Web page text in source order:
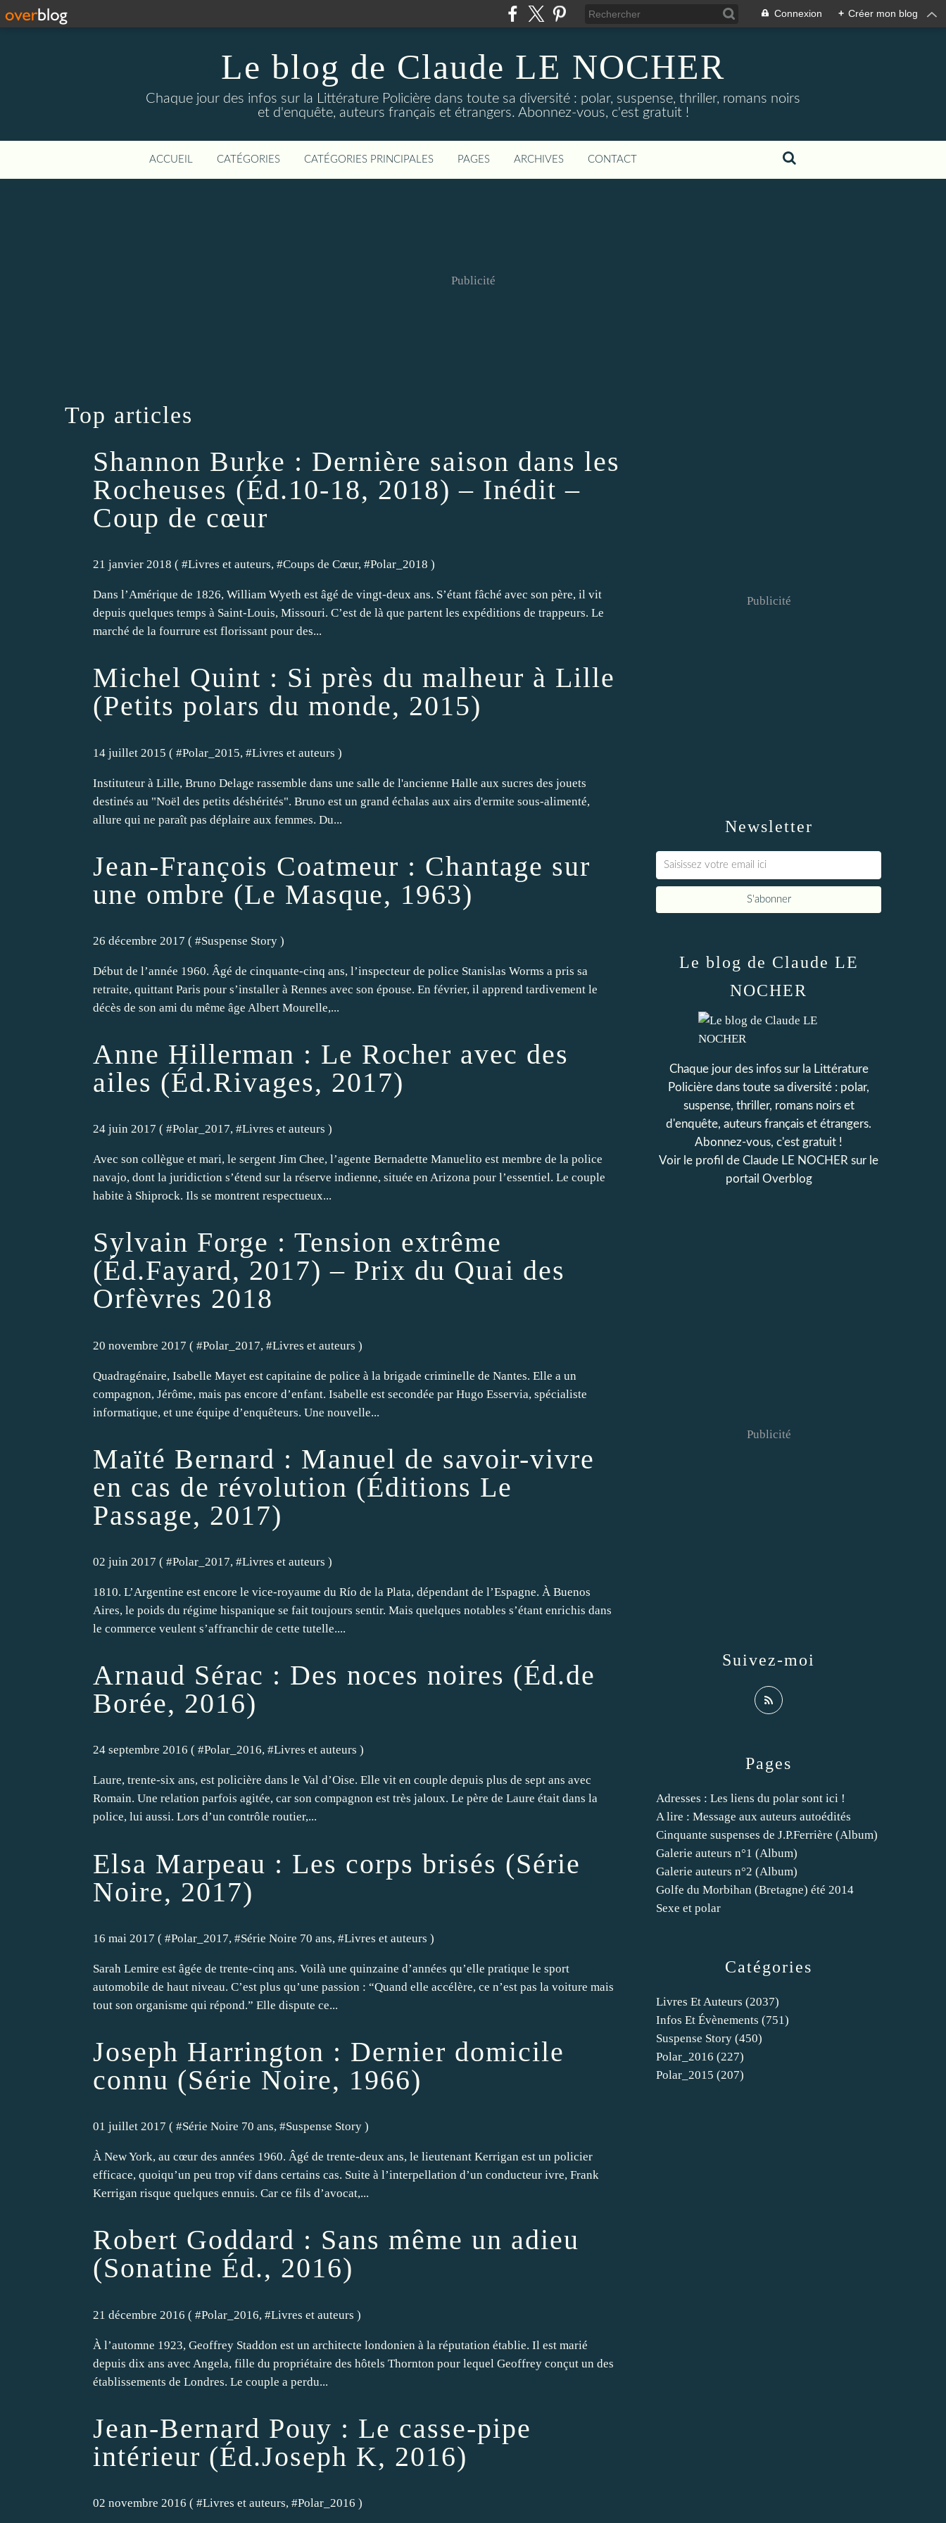
Connexion + Créer mon blog
Le blog de Claude LE NOCHER
Chaque jour des infos sur la Littérature Policière dans toute sa diversité : polar, suspense, thriller, romans noirs
et d'enquête, auteurs français et étrangers. Abonnez-vous, c'est gratuit !
ACCUEIL CATÉGORIES CATÉGORIES PRINCIPALES PAGES ARCHIVES CONTACT
Publicité
Top articles
Shannon Burke : Dernière saison dans les
Rocheuses (Éd.10-18, 2018) – Inédit –
Coup de cœur
21 janvier 2018 ( #Livres et auteurs, #Coups de Cœur, #Polar_2018 )
Dans l’Amérique de 1826, William Wyeth est âgé de vingt-deux ans. S’étant fâché avec son père, il vit
depuis quelques temps à Saint-Louis, Missouri. C’est de là que partent les expéditions de trappeurs. Le
marché de la fourrure est florissant pour des...
Michel Quint : Si près du malheur à Lille
(Petits polars du monde, 2015)
14 juillet 2015 ( #Polar_2015, #Livres et auteurs )
Instituteur à Lille, Bruno Delage rassemble dans une salle de l'ancienne Halle aux sucres des jouets
destinés au "Noël des petits déshérités". Bruno est un grand échalas aux airs d'ermite sous-alimenté,
allure qui ne paraît pas déplaire aux femmes. Du...
Jean-François Coatmeur : Chantage sur
une ombre (Le Masque, 1963)
26 décembre 2017 ( #Suspense Story )
Début de l’année 1960. Âgé de cinquante-cinq ans, l’inspecteur de police Stanislas Worms a pris sa
retraite, quittant Paris pour s’installer à Rennes avec son épouse. En février, il apprend tardivement le
décès de son ami du même âge Albert Mourelle,...
Anne Hillerman : Le Rocher avec des
ailes (Éd.Rivages, 2017)
24 juin 2017 ( #Polar_2017, #Livres et auteurs )
Avec son collègue et mari, le sergent Jim Chee, l’agente Bernadette Manuelito est membre de la police
navajo, dont la juridiction s’étend sur la réserve indienne, située en Arizona pour l’essentiel. Le couple
habite à Shiprock. Ils se montrent respectueux...
Sylvain Forge : Tension extrême
(Éd.Fayard, 2017) – Prix du Quai des
Orfèvres 2018
20 novembre 2017 ( #Polar_2017, #Livres et auteurs )
Quadragénaire, Isabelle Mayet est capitaine de police à la brigade criminelle de Nantes. Elle a un
compagnon, Jérôme, mais pas encore d’enfant. Isabelle est secondée par Hugo Esservia, spécialiste
informatique, et une équipe d’enquêteurs. Une nouvelle...
Maïté Bernard : Manuel de savoir-vivre
en cas de révolution (Éditions Le
Passage, 2017)
02 juin 2017 ( #Polar_2017, #Livres et auteurs )
1810. L’Argentine est encore le vice-royaume du Río de la Plata, dépendant de l’Espagne. À Buenos
Aires, le poids du régime hispanique se fait toujours sentir. Mais quelques notables s’étant enrichis dans
le commerce veulent s’affranchir de cette tutelle....
Arnaud Sérac : Des noces noires (Éd.de
Borée, 2016)
24 septembre 2016 ( #Polar_2016, #Livres et auteurs )
Laure, trente-six ans, est policière dans le Val d’Oise. Elle vit en couple depuis plus de sept ans avec
Romain. Une relation parfois agitée, car son compagnon est très jaloux. Le père de Laure était dans la
police, lui aussi. Lors d’un contrôle routier,...
Elsa Marpeau : Les corps brisés (Série
Noire, 2017)
16 mai 2017 ( #Polar_2017, #Série Noire 70 ans, #Livres et auteurs )
Sarah Lemire est âgée de trente-cinq ans. Voilà une quinzaine d’années qu’elle pratique le sport
automobile de haut niveau. C’est plus qu’une passion : “Quand elle accélère, ce n’est pas la voiture mais
tout son organisme qui répond.” Elle dispute ce...
Joseph Harrington : Dernier domicile
connu (Série Noire, 1966)
01 juillet 2017 ( #Série Noire 70 ans, #Suspense Story )
À New York, au cœur des années 1960. Âgé de trente-deux ans, le lieutenant Kerrigan est un policier
efficace, quoiqu’un peu trop vif dans certains cas. Suite à l’interpellation d’un conducteur ivre, Frank
Kerrigan risque quelques ennuis. Car ce fils d’avocat,...
Robert Goddard : Sans même un adieu
(Sonatine Éd., 2016)
21 décembre 2016 ( #Polar_2016, #Livres et auteurs )
À l’automne 1923, Geoffrey Staddon est un architecte londonien à la réputation établie. Il est marié
depuis dix ans avec Angela, fille du propriétaire des hôtels Thornton pour lequel Geoffrey conçut un des
établissements de Londres. Le couple a perdu...
Jean-Bernard Pouy : Le casse-pipe
intérieur (Éd.Joseph K, 2016)
02 novembre 2016 ( #Livres et auteurs, #Polar_2016 )
Newsletter
Publicité
Catégories
Livres Et Auteurs (2037)
Infos Et Évènements (751)
Suspense Story (450)
Polar_2016 (227)
Polar_2015 (207)
Pages
Adresses : Les liens du polar sont ici !
A lire : Message aux auteurs autoédités
Cinquante suspenses de J.P.Ferrière (Album)
Galerie auteurs n°1 (Album)
Galerie auteurs n°2 (Album)
Golfe du Morbihan (Bretagne) été 2014
Sexe et polar
Le blog de Claude LE
NOCHER
Chaque jour des infos sur la Littérature
Policière dans toute sa diversité : polar,
suspense, thriller, romans noirs et
d'enquête, auteurs français et étrangers.
Abonnez-vous, c'est gratuit !
Voir le profil de Claude LE NOCHER sur le
portail Overblog
Suivez-moi
Publicité